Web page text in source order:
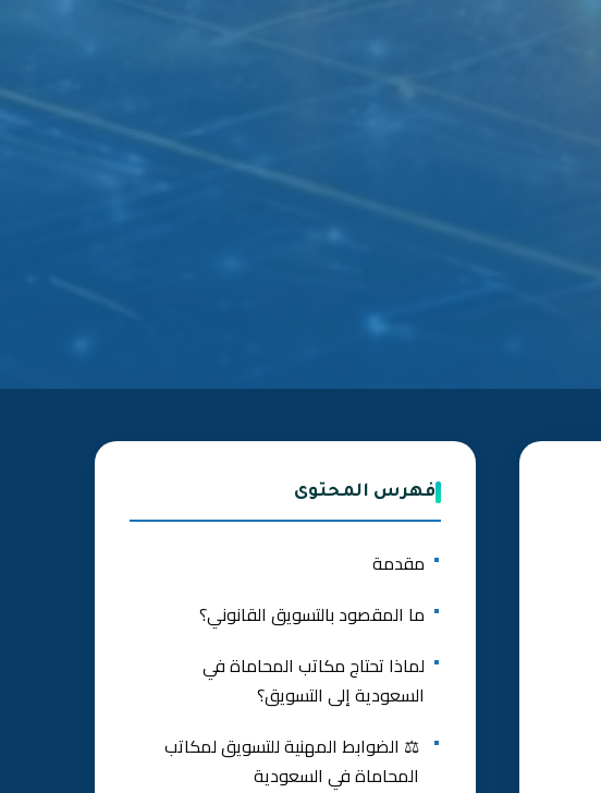
فهرس المحتوى
مقدمة
ما المقصود بالتسويق القانوني؟
لماذا تحتاج مكاتب المحاماة في
السعودية إلى التسويق؟
⚖️ الضوابط المهنية للتسويق لمكاتب
المحاماة في السعودية